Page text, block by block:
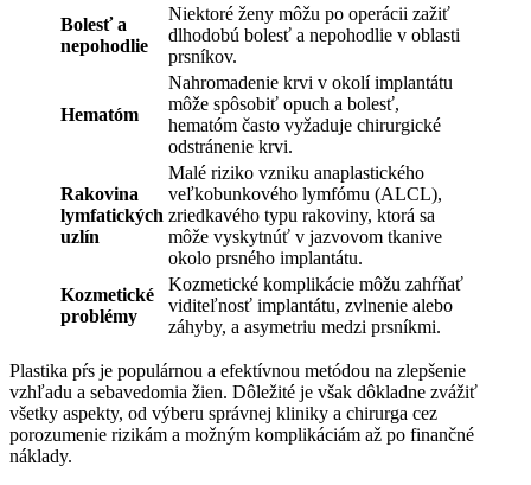
Bolesť a
nepohodlie
Niektoré ženy môžu po operácii zažiť
dlhodobú bolesť a nepohodlie v oblasti
prsníkov.
Hematóm
Nahromadenie krvi v okolí implantátu
môže spôsobiť opuch a bolesť,
hematóm často vyžaduje chirurgické
odstránenie krvi.
Rakovina
lymfatických
uzlín
Malé riziko vzniku anaplastického
veľkobunkového lymfómu (ALCL),
zriedkavého typu rakoviny, ktorá sa
môže vyskytnúť v jazvovom tkanive
okolo prsného implantátu.
Kozmetické
problémy
Kozmetické komplikácie môžu zahŕňať
viditeľnosť implantátu, zvlnenie alebo
záhyby, a asymetriu medzi prsníkmi.
Plastika pŕs je populárnou a efektívnou metódou na zlepšenie
vzhľadu a sebavedomia žien. Dôležité je však dôkladne zvážiť
všetky aspekty, od výberu správnej kliniky a chirurga cez
porozumenie rizikám a možným komplikáciám až po finančné
náklady.